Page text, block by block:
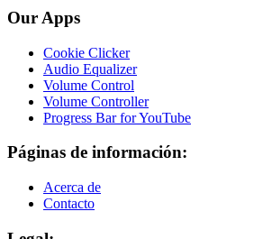
Our Apps
Cookie Clicker
Audio Equalizer
Volume Control
Volume Controller
Progress Bar for YouTube
Páginas de información:
Acerca de
Contacto